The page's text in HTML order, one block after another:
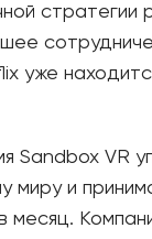
стратегии
уже
Sandbox VR
миру и
месяц.